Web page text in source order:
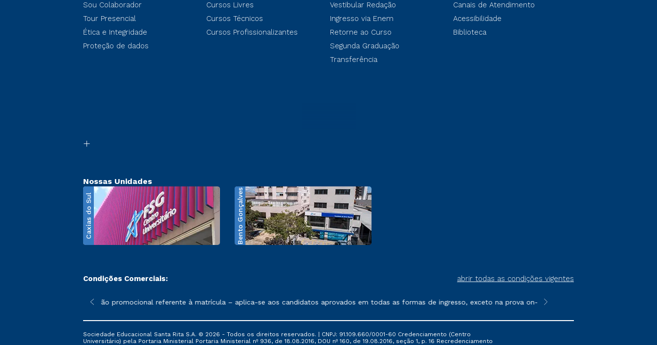
Sou Colaborador
Tour Presencial
Ética e Integridade
Proteção de dados
Cursos Livres
Cursos Técnicos
Cursos Profissionalizantes
Vestibular Redação
Ingresso via Enem
Retorne ao Curso
Segunda Graduação
Transferência
Canais de Atendimento
Acessibilidade
Biblioteca
Nossas Unidades
Caxias do Sul Bento Gonçalves
Condições Comerciais: abrir todas as condições vigentes
sofrer alterações nos períodos de rematrícula conforme exposto no contrato de prestação de serviços.
*A condição promocional referente à matrícula – aplica-se aos candidatos aprovados em todas as formas de ingresso, exceto na prova on-line ou agendada, que ofertam
**Semipresencial é um formato do
Sociedade Educacional Santa Rita S.A. © 2026 - Todos os direitos reservados. | CNPJ: 91.109.660/0001-60 Credenciamento (Centro
Universitário) pela Portaria Ministerial Portaria Ministerial nº 936, de 18.08.2016, DOU nº 160, de 19.08.2016, seção 1, p. 16 Recredenciamento